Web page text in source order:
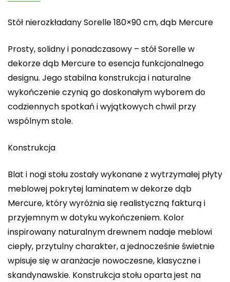
Stół nierozkładany Sorelle 180×90 cm, dąb Mercure
Prosty, solidny i ponadczasowy – stół Sorelle w
dekorze dąb Mercure to esencja funkcjonalnego
designu. Jego stabilna konstrukcja i naturalne
wykończenie czynią go doskonałym wyborem do
codziennych spotkań i wyjątkowych chwil przy
wspólnym stole.
Konstrukcja
Blat i nogi stołu zostały wykonane z wytrzymałej płyty
meblowej pokrytej laminatem w dekorze dąb
Mercure, który wyróżnia się realistyczną fakturą i
przyjemnym w dotyku wykończeniem. Kolor
inspirowany naturalnym drewnem nadaje meblowi
ciepły, przytulny charakter, a jednocześnie świetnie
wpisuje się w aranżacje nowoczesne, klasyczne i
skandynawskie. Konstrukcja stołu oparta jest na